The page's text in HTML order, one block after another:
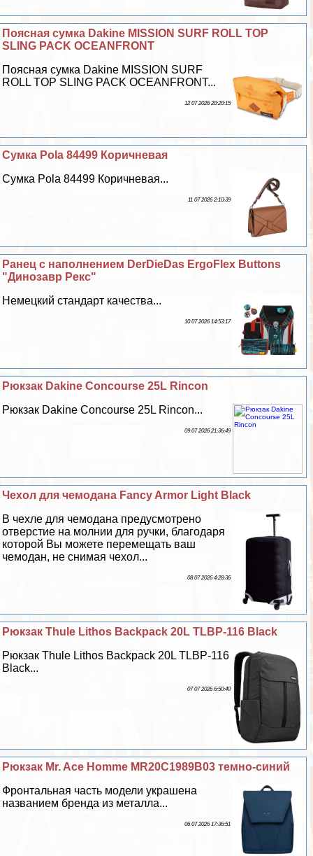
Поясная сумка Dakine MISSION SURF ROLL TOP
SLING PACK OCEANFRONT
Поясная сумка Dakine MISSION SURF
ROLL TOP SLING PACK OCEANFRONT...
12 07 2026 20:20:15
Сумка Pola 84499 Коричневая
Сумка Pola 84499 Коричневая...
11 07 2026 2:10:39
Ранец с наполнением DerDieDas ErgoFlex Buttons
"Динозавр Рекс"
Немецкий стандарт качества...
10 07 2026 14:53:17
Рюкзак Dakine Concourse 25L Rincon
Рюкзак Dakine Concourse 25L Rincon...
09 07 2026 21:36:49
Чехол для чемодана Fancy Armor Light Black
В чехле для чемодана предусмотрено
отверстие на молнии для ручки, благодаря
которой Вы можете перемещать ваш
чемодан, не снимая чехол...
08 07 2026 4:28:36
Рюкзак Thule Lithos Backpack 20L TLBP-116 Black
Рюкзак Thule Lithos Backpack 20L TLBP-116
Black...
07 07 2026 6:50:40
Рюкзак Mr. Ace Homme MR20C1989B03 темно-синий
Фронтальная часть модели украшена
названием бренда из металла...
06 07 2026 17:36:51